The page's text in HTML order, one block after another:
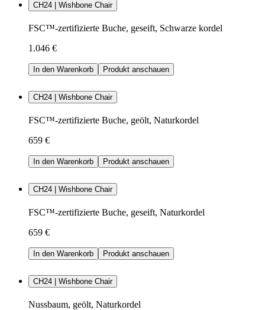
CH24 | Wishbone Chair
FSC™-zertifizierte Buche, geseift, Schwarze kordel
1.046 €
In den Warenkorb Produkt anschauen
CH24 | Wishbone Chair
FSC™-zertifizierte Buche, geölt, Naturkordel
659 €
In den Warenkorb Produkt anschauen
CH24 | Wishbone Chair
FSC™-zertifizierte Buche, geseift, Naturkordel
659 €
In den Warenkorb Produkt anschauen
CH24 | Wishbone Chair
Nussbaum, geölt, Naturkordel